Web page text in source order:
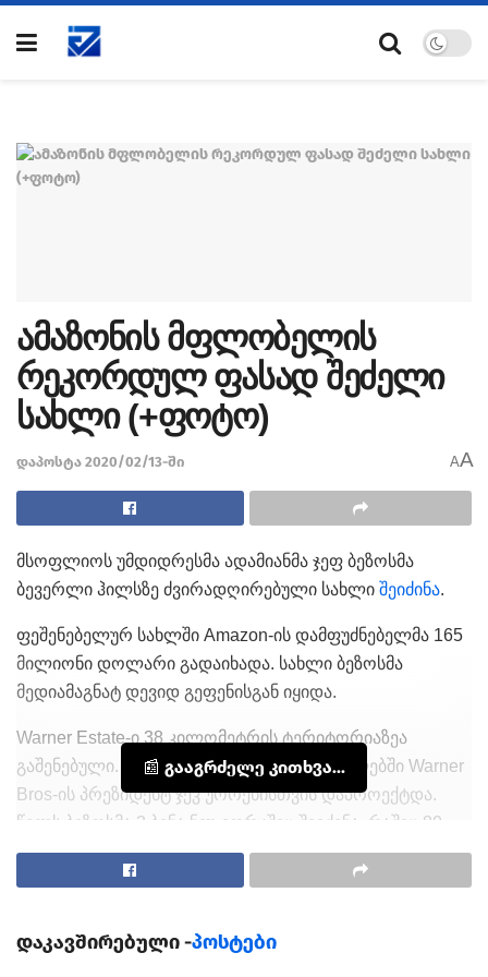
ამაზონის მფლობელის
რეკორდულ ფასად შეძელი
სახლი (+ფოტო)
დაპოსტა 2020/02/13-ში AA
მსოფლიოს უმდიდრესმა ადამიანმა ჯეფ ბეზოსმა
ბევერლი ჰილსზე ძვირადღირებული სახლი შეიძინა.
ფეშენებელურ სახლში Amazon-ის დამფუძნებელმა 165
მილიონი დოლარი გადაიხადა. სახლი ბეზოსმა
მედიამაგნატ დევიდ გეფენისგან იყიდა.
Warner Estate-ი 38 კილომეტრის ტერიტორიაზეა
გაშენებული. ის გასული საუკუნის 30-იან წლებში Warner
Bros-ის პრეზიდენტ ჯეკ უორენისთვის დაპროექტდა.
წელს ბეზოსმა 3 ბინა ნიუ-იორკშიც შეიძინა, რაშიც 80
მილიონ დოლარამდე დახარჯა.
📰 გააგრძელე კითხვა...
დაკავშირებული -პოსტები